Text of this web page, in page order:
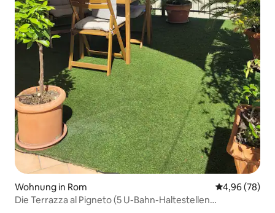
Wohnung in Rom
4,96 (78)
Die Terrazza al Pigneto (5 U-Bahn-Haltestellen